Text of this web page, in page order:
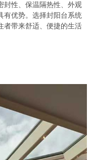
封性、保温隔热性、外观
有优势。选择封阳台系统
者带来舒适、便捷的生活